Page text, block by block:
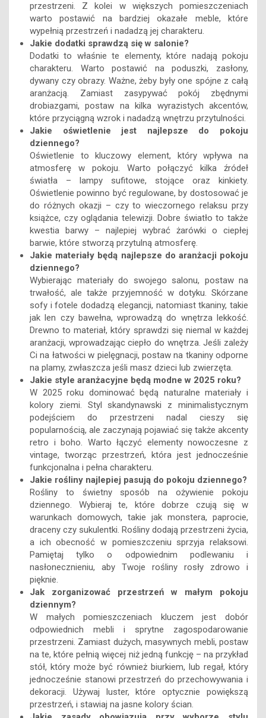
przestrzeni. Z kolei w większych pomieszczeniach
warto postawić na bardziej okazałe meble, które
wypełnią przestrzeń i nadadzą jej charakteru.
Jakie dodatki sprawdzą się w salonie?
Dodatki to właśnie te elementy, które nadają pokoju
charakteru. Warto postawić na poduszki, zasłony,
dywany czy obrazy. Ważne, żeby były one spójne z całą
aranżacją. Zamiast zasypywać pokój zbędnymi
drobiazgami, postaw na kilka wyrazistych akcentów,
które przyciągną wzrok i nadadzą wnętrzu przytulności.
Jakie oświetlenie jest najlepsze do pokoju
dziennego?
Oświetlenie to kluczowy element, który wpływa na
atmosferę w pokoju. Warto połączyć kilka źródeł
światła – lampy sufitowe, stojące oraz kinkiety.
Oświetlenie powinno być regulowane, by dostosować je
do różnych okazji – czy to wieczornego relaksu przy
książce, czy oglądania telewizji. Dobre światło to także
kwestia barwy – najlepiej wybrać żarówki o ciepłej
barwie, które stworzą przytulną atmosferę.
Jakie materiały będą najlepsze do aranżacji pokoju
dziennego?
Wybierając materiały do swojego salonu, postaw na
trwałość, ale także przyjemność w dotyku. Skórzane
sofy i fotele dodadzą elegancji, natomiast tkaniny, takie
jak len czy bawełna, wprowadzą do wnętrza lekkość.
Drewno to materiał, który sprawdzi się niemal w każdej
aranżacji, wprowadzając ciepło do wnętrza. Jeśli zależy
Ci na łatwości w pielęgnacji, postaw na tkaniny odporne
na plamy, zwłaszcza jeśli masz dzieci lub zwierzęta.
Jakie style aranżacyjne będą modne w 2025 roku?
W 2025 roku dominować będą naturalne materiały i
kolory ziemi. Styl skandynawski z minimalistycznym
podejściem do przestrzeni nadal cieszy się
popularnością, ale zaczynają pojawiać się także akcenty
retro i boho. Warto łączyć elementy nowoczesne z
vintage, tworząc przestrzeń, która jest jednocześnie
funkcjonalna i pełna charakteru.
Jakie rośliny najlepiej pasują do pokoju dziennego?
Rośliny to świetny sposób na ożywienie pokoju
dziennego. Wybieraj te, które dobrze czują się w
warunkach domowych, takie jak monstera, paprocie,
draceny czy sukulentki. Rośliny dodają przestrzeni życia,
a ich obecność w pomieszczeniu sprzyja relaksowi.
Pamiętaj tylko o odpowiednim podlewaniu i
nasłonecznieniu, aby Twoje rośliny rosły zdrowo i
pięknie.
Jak zorganizować przestrzeń w małym pokoju
dziennym?
W małych pomieszczeniach kluczem jest dobór
odpowiednich mebli i sprytne zagospodarowanie
przestrzeni. Zamiast dużych, masywnych mebli, postaw
na te, które pełnią więcej niż jedną funkcję – na przykład
stół, który może być również biurkiem, lub regał, który
jednocześnie stanowi przestrzeń do przechowywania i
dekoracji. Używaj luster, które optycznie powiększą
przestrzeń, i stawiaj na jasne kolory ścian.